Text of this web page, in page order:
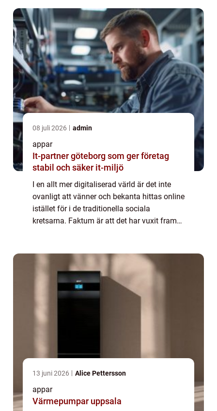
08 juli 2026 admin
appar
It-partner göteborg som ger företag
stabil och säker it-miljö
I en allt mer digitaliserad värld är det inte
ovanligt att vänner och bekanta hittas online
istället för i de traditionella sociala
kretsarna. Faktum är att det har vuxit fram
13 juni 2026 Alice Pettersson
appar
Värmepumpar uppsala